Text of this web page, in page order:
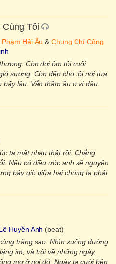
Tôi
Phạm Hải Âu & Chung Chí Công
Còn đợi ôm tôi cuối
sương. Còn đến cho tôi nơi tựa
lâu. Vẫn thầm ầu ơ ví dầu.
ta mất nhau thật rồi. Chẳng
Nếu có điều ước anh sẽ nguyện
bây giờ giữa hai chúng ta phải
Lê Huyền Anh (beat)
trăng sao. Nhìn xuống đường
im, và trôi về những ngày,
mơ ở nơi đó. Ngày ta cười bên